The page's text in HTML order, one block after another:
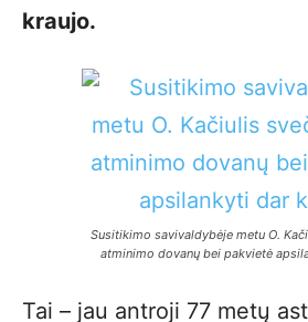
kraujo.
Susitikimo savivaldybėje metu O.
atminimo dovanų bei pakvietė
Tai – jau antroji 77 metų